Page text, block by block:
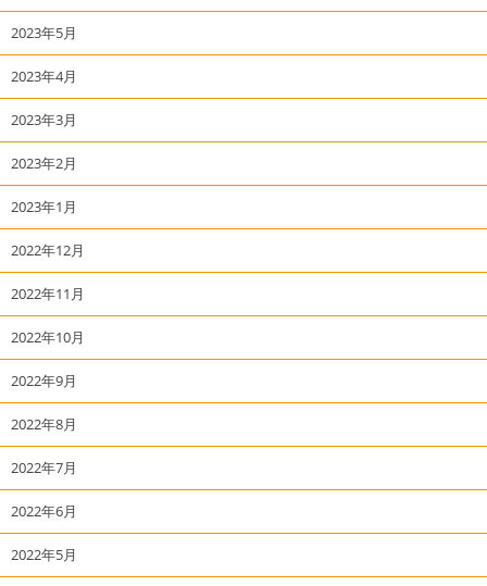
2023年5月
2023年4月
2023年3月
2023年2月
2023年1月
2022年12月
2022年11月
2022年10月
2022年9月
2022年8月
2022年7月
2022年6月
2022年5月